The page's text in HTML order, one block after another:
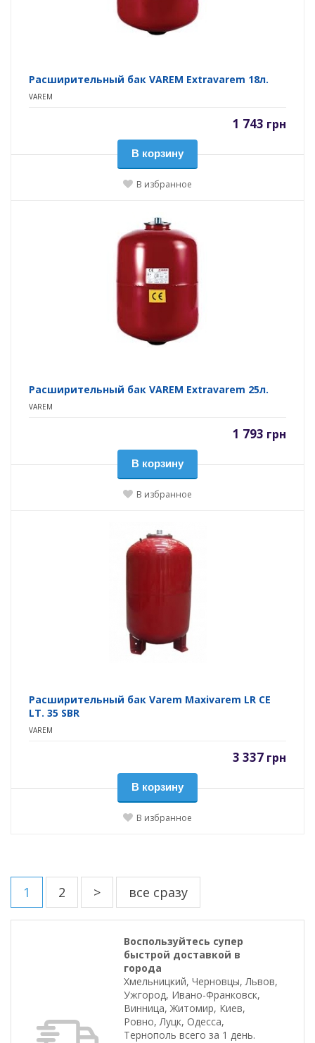
Расширительный бак VAREM Extravarem 18л.
VAREM
1 743 грн
В корзину
В избранное
Расширительный бак VAREM Extravarem 25л.
VAREM
1 793 грн
В корзину
В избранное
Расширительный бак Varem Maxivarem LR CE
LT. 35 SBR
VAREM
3 337 грн
В корзину
В избранное
1 2 > все сразу
Воспользуйтесь супер
быстрой доставкой в
города
Хмельницкий, Черновцы, Львов,
Ужгород, Ивано-Франковск,
Винница, Житомир, Киев,
Ровно, Луцк, Одесса,
Тернополь всего за 1 день.